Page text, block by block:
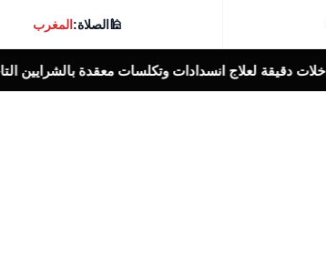
🕌الصلاة:المغرب
أخبار الناس اليوم